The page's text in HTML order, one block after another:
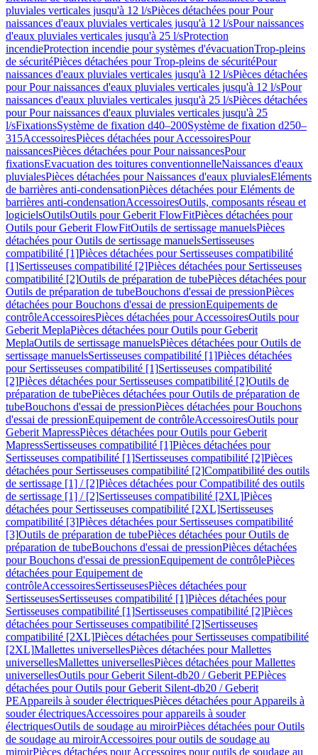
pluviales verticales jusqu'à 12 l/sPièces détachées pour Pour
naissances d'eaux pluviales verticales jusqu'à 12 l/sPour naissances
d'eaux pluviales verticales jusqu'à 25 l/sProtection
incendieProtection incendie pour systèmes d'évacuationTrop-pleins
de sécuritéPièces détachées pour Trop-pleins de sécuritéPour
naissances d'eaux pluviales verticales jusqu'à 12 l/sPièces détachées
pour Pour naissances d'eaux pluviales verticales jusqu'à 12 l/sPour
naissances d'eaux pluviales verticales jusqu'à 25 l/sPièces détachées
pour Pour naissances d'eaux pluviales verticales jusqu'à 25
l/sFixationsSystème de fixation d40–200Système de fixation d250–
315AccessoiresPièces détachées pour AccessoiresPour
naissancesPièces détachées pour Pour naissancesPour
fixationsEvacuation des toitures conventionnelleNaissances d'eaux
pluvialesPièces détachées pour Naissances d'eaux pluvialesEléments
de barrières anti-condensationPièces détachées pour Eléments de
barrières anti-condensationAccessoiresOutils, composants réseau et
logicielsOutilsOutils pour Geberit FlowFitPièces détachées pour
Outils pour Geberit FlowFitOutils de sertissage manuelsPièces
détachées pour Outils de sertissage manuelsSertisseuses
compatibilité [1]Pièces détachées pour Sertisseuses compatibilité
[1]Sertisseuses compatibilité [2]Pièces détachées pour Sertisseuses
compatibilité [2]Outils de préparation de tubePièces détachées pour
Outils de préparation de tubeBouchons d'essai de pressionPièces
détachées pour Bouchons d'essai de pressionEquipements de
contrôleAccessoiresPièces détachées pour AccessoiresOutils pour
Geberit MeplaPièces détachées pour Outils pour Geberit
MeplaOutils de sertissage manuelsPièces détachées pour Outils de
sertissage manuelsSertisseuses compatibilité [1]Pièces détachées
pour Sertisseuses compatibilité [1]Sertisseuses compatibilité
[2]Pièces détachées pour Sertisseuses compatibilité [2]Outils de
préparation de tubePièces détachées pour Outils de préparation de
tubeBouchons d'essai de pressionPièces détachées pour Bouchons
d'essai de pressionEquipement de contrôleAccessoiresOutils pour
Geberit MapressPièces détachées pour Outils pour Geberit
MapressSertisseuses compatibilité [1]Pièces détachées pour
Sertisseuses compatibilité [1]Sertisseuses compatibilité [2]Pièces
détachées pour Sertisseuses compatibilité [2]Compatibilité des outils
de sertissage [1] / [2]Pièces détachées pour Compatibilité des outils
de sertissage [1] / [2]Sertisseuses compatibilité [2XL]Pièces
détachées pour Sertisseuses compatibilité [2XL]Sertisseuses
compatibilité [3]Pièces détachées pour Sertisseuses compatibilité
[3]Outils de préparation de tubePièces détachées pour Outils de
préparation de tubeBouchons d'essai de pressionPièces détachées
pour Bouchons d'essai de pressionEquipement de contrôlePièces
détachées pour Equipement de
contrôleAccessoiresSertisseusesPièces détachées pour
SertisseusesSertisseuses compatibilité [1]Pièces détachées pour
Sertisseuses compatibilité [1]Sertisseuses compatibilité [2]Pièces
détachées pour Sertisseuses compatibilité [2]Sertisseuses
compatibilité [2XL]Pièces détachées pour Sertisseuses compatibilité
[2XL]Mallettes universellesPièces détachées pour Mallettes
universellesMallettes universellesPièces détachées pour Mallettes
universellesOutils pour Geberit Silent-db20 / Geberit PEPièces
détachées pour Outils pour Geberit Silent-db20 / Geberit
PEAppareils à souder électriquesPièces détachées pour Appareils à
souder électriquesAccessoires pour appareils à souder
électriquesOutils de soudage au miroirPièces détachées pour Outils
de soudage au miroirAccessoires pour outils de soudage au
miroirPièces détachées pour Accessoires pour outils de soudage au